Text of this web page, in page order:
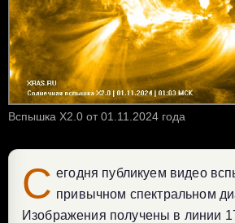
Вспышка X2.0 от 01.11.2024 года
С егодня публикуем видео
привычном спектральном
Изображения получены в линии